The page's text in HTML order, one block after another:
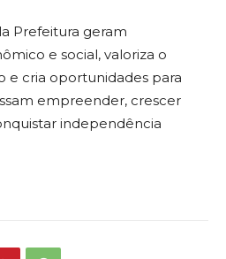
Prefeitura geram
e social, valoriza o
e cria oportunidades para
empreender, crescer
independência